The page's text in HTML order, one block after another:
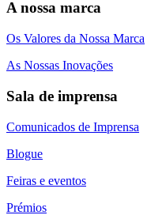
A nossa marca
Os Valores da Nossa Marca
As Nossas Inovações
Sala de imprensa
Comunicados de Imprensa
Blogue
Feiras e eventos
Prémios